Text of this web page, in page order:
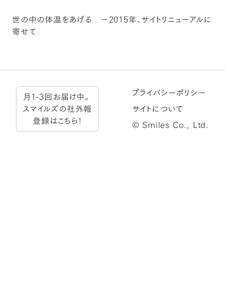
世の中の体温をあげる －2015年、サイトリニューアルに
寄せて
月1-3回お届け中。
スマイルズの社外報
登録はこちら！
プライバシーポリシー
サイトについて
© Smiles Co., Ltd.